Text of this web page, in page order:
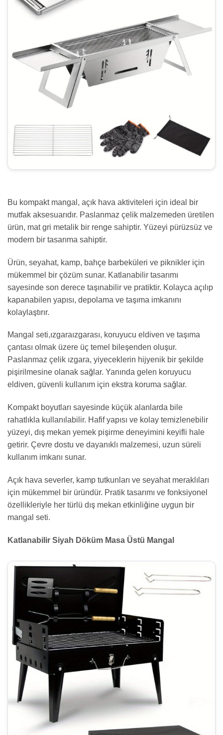
Bu kompakt mangal, açık hava aktiviteleri için ideal bir
mutfak aksesuarıdır. Paslanmaz çelik malzemeden üretilen
ürün, mat gri metalik bir renge sahiptir. Yüzeyi pürüzsüz ve
modern bir tasarıma sahiptir.
Ürün, seyahat, kamp, bahçe barbeküleri ve piknikler için
mükemmel bir çözüm sunar. Katlanabilir tasarımı
sayesinde son derece taşınabilir ve pratiktir. Kolayca açılıp
kapanabilen yapısı, depolama ve taşıma imkanını
kolaylaştırır.
Mangal seti,ızgaraızgarası, koruyucu eldiven ve taşıma
çantası olmak üzere üç temel bileşenden oluşur.
Paslanmaz çelik ızgara, yiyeceklerin hijyenik bir şekilde
pişirilmesine olanak sağlar. Yanında gelen koruyucu
eldiven, güvenli kullanım için ekstra koruma sağlar.
Kompakt boyutları sayesinde küçük alanlarda bile
rahatlıkla kullanılabilir. Hafif yapısı ve kolay temizlenebilir
yüzeyi, dış mekan yemek pişirme deneyimini keyifli hale
getirir. Çevre dostu ve dayanıklı malzemesi, uzun süreli
kullanım imkanı sunar.
Açık hava severler, kamp tutkunları ve seyahat meraklıları
için mükemmel bir üründür. Pratik tasarımı ve fonksiyonel
özellikleriyle her türlü dış mekan etkinliğine uygun bir
mangal seti.
Katlanabilir Siyah Döküm Masa Üstü Mangal